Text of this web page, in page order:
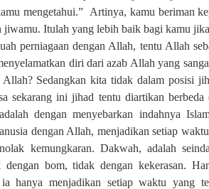
mengetahui.” Artinya, kamu beriman
jiwamu. Itulah yang lebih baik bagi kamu
perniagaan dengan Allah, tentu Allah
diri dari azab Allah yang
Sedangkan kita tidak dalam posisi
sekarang ini jihad tentu diartikan
dengan menyebarkan indahnya
dengan Allah, menjadikan setiap
kemungkaran. Dakwah, adalah
dengan bom, tidak dengan kekerasan.
ia hanya menjadikan setiap waktu yang